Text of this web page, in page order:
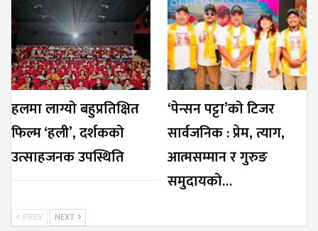
हलमा लाग्यो बहुप्रतिक्षित
फिल्म ‘हली’, दर्शकको
उत्साहजनक उपस्थिति
‘पेन्सन पट्टा’को टिजर
सार्वजनिक : प्रेम, त्याग,
आत्मसम्मान र गुरुङ
समुदायको…
PREV NEXT